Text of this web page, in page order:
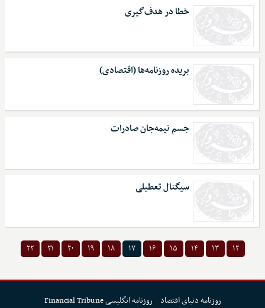
خطا در هدف‌گیری
بریده روزنامه‌ها (اقتصادی)
جسم نیمه‌جان صادرات
سیگنال تعطیلی
۱۲ ۱۳ ۱۴ ۱۵ ۱۶ ۱۷ ۱۸ ۱۹ ۲۰ ۲۱ ۲۲
روزنامه دنیای اقتصاد روزنامه انگلیسی Financial Tribune